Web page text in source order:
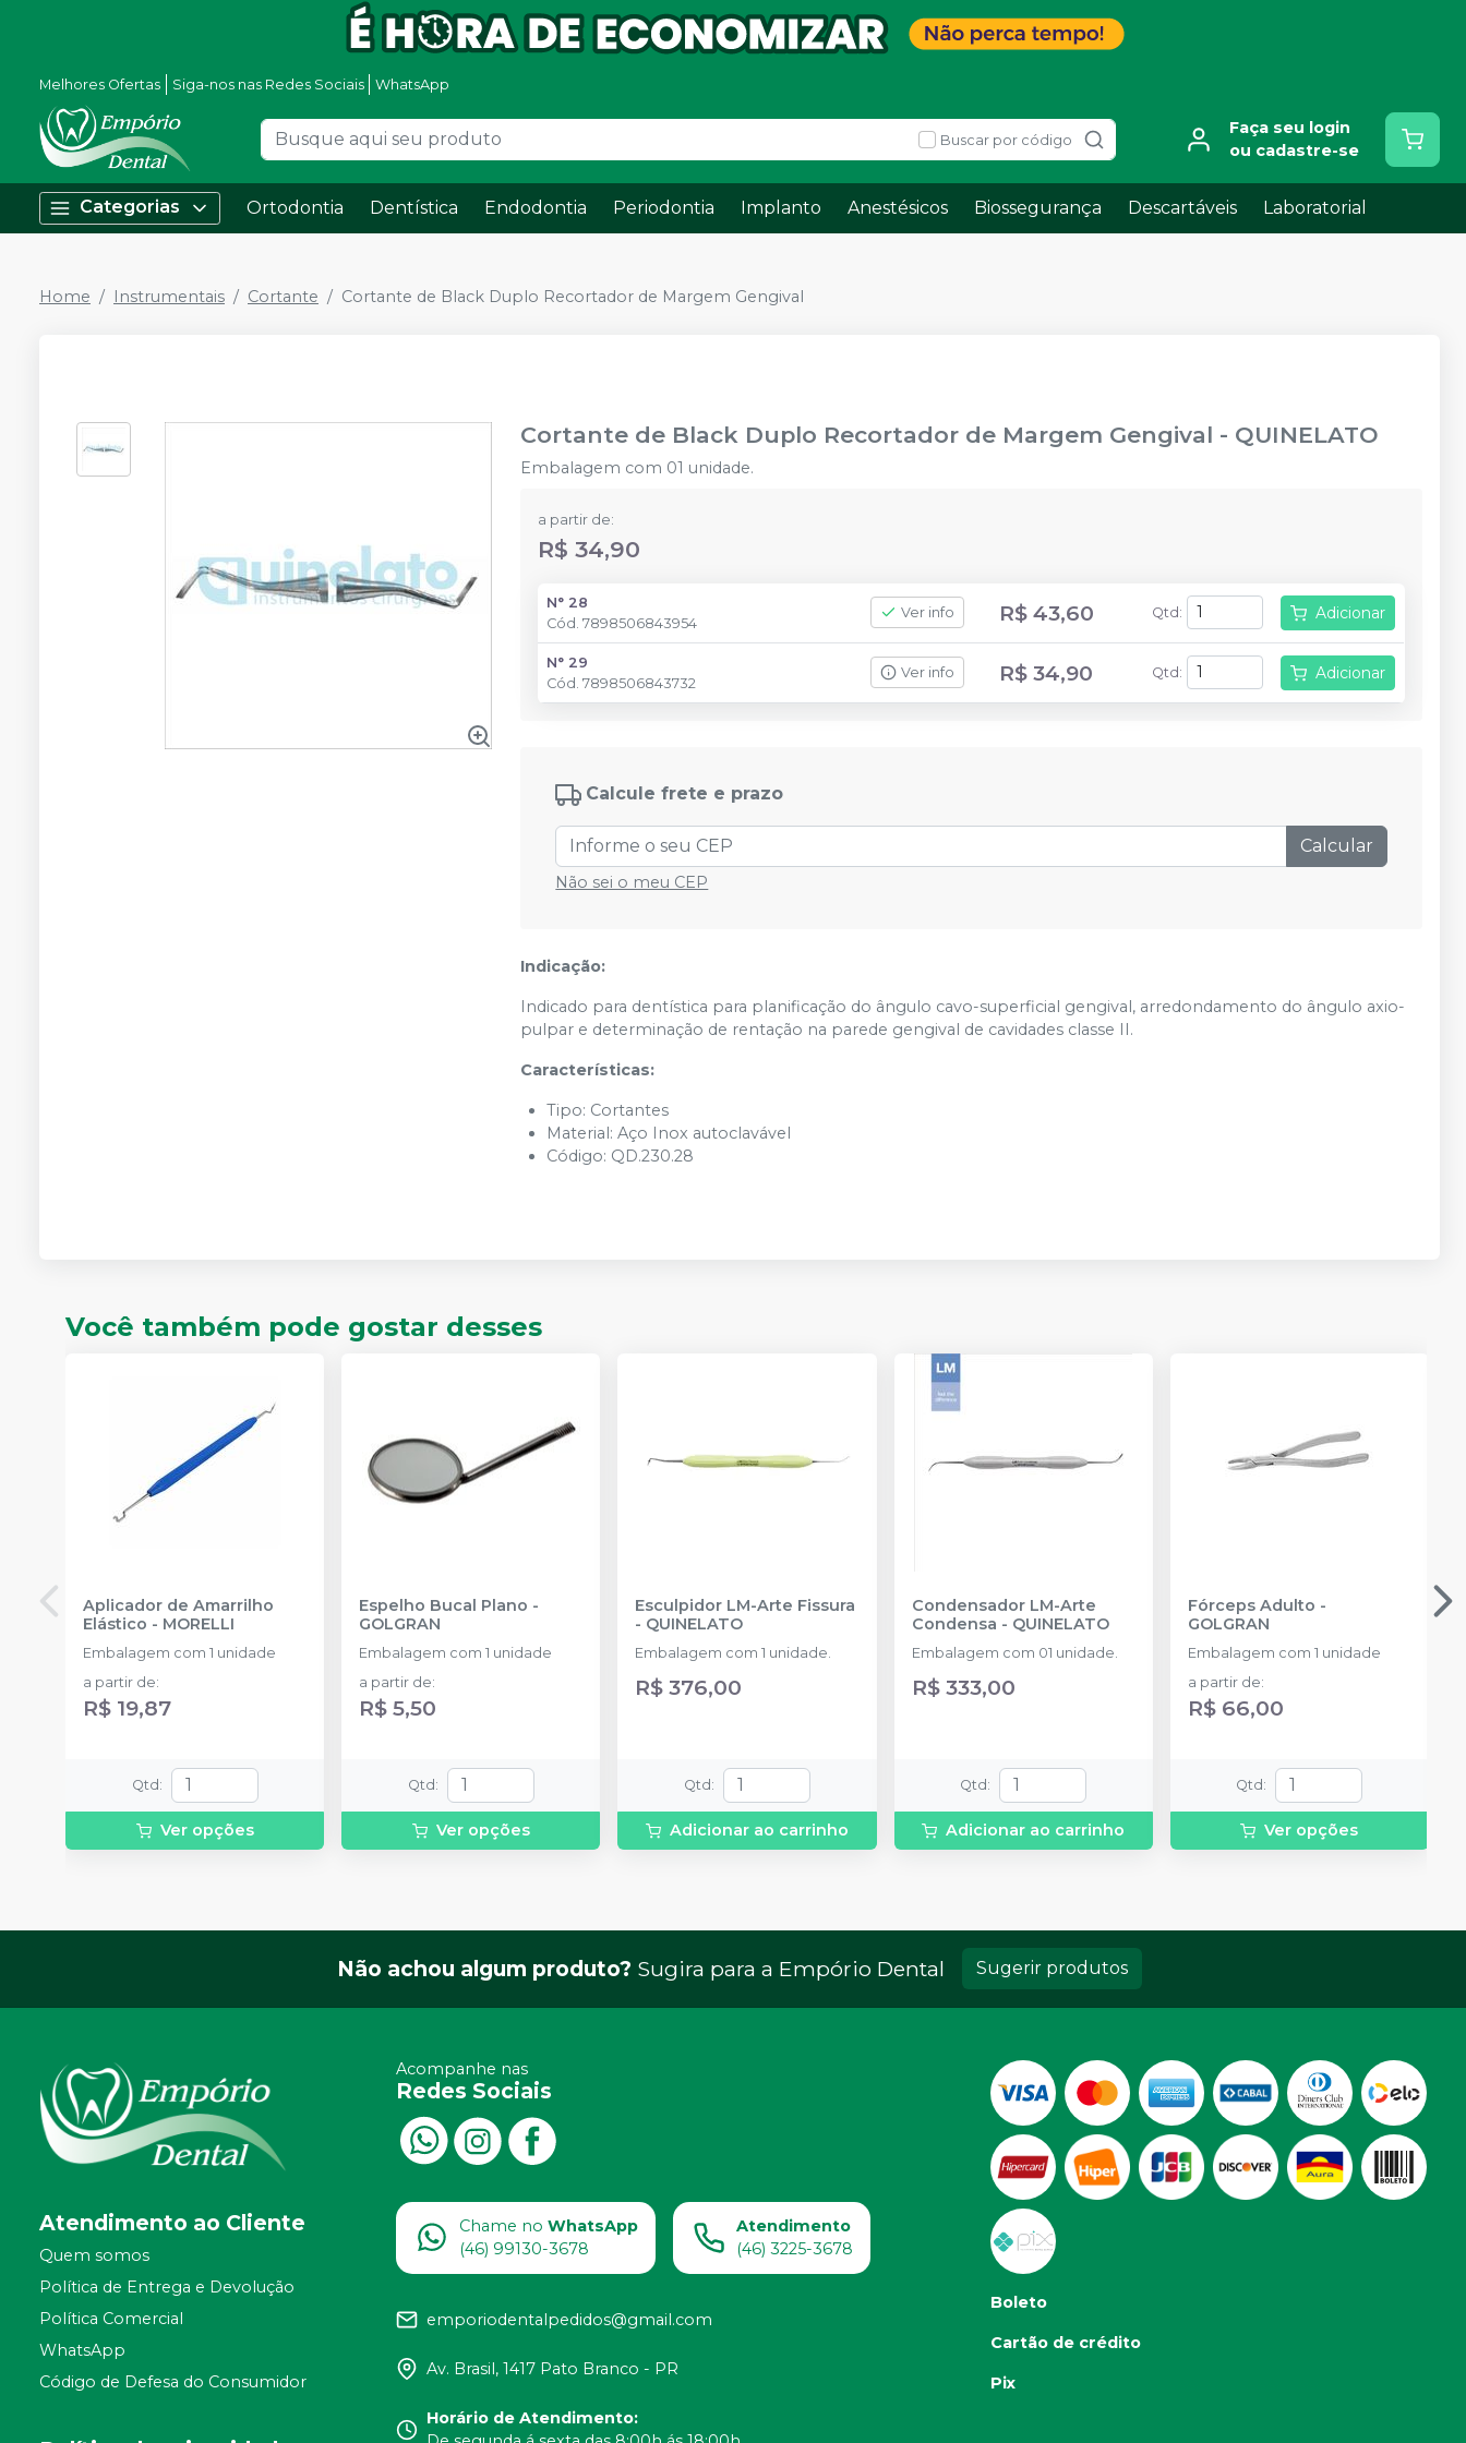
Melhores Ofertas Siga-nos nas Redes Sociais WhatsApp
Buscar por código
Faça seu login
ou cadastre-se
Categorias Ortodontia Dentística Endodontia Periodontia Implanto Anestésicos Biossegurança Descartáveis Laboratorial
Home Instrumentais Cortante Cortante de Black Duplo Recortador de Margem Gengival
Cortante de Black Duplo Recortador de Margem Gengival - QUINELATO
Embalagem com 01 unidade.
a partir de:
R$ 34,90
N° 28
Cód.7898506843954
Ver info R$ 43,60 Qtd : Adicionar
N° 29
Cód.7898506843732
Ver info R$ 34,90 Qtd : Adicionar
Calcule frete e prazo
Calcular
Não sei o meu CEP
Indicação:
Indicado para dentística para planificação do ângulo cavo-superficial gengival, arredondamento do ângulo axio-
pulpar e determinação de rentação na parede gengival de cavidades classe II.
Características:
Tipo: Cortantes
Material: Aço Inox autoclavável
Código: QD.230.28
Você também pode gostar desses
Aplicador de Amarrilho
Elástico - MORELLI
Embalagem com 1 unidade
a partir de:
R$ 19,87
Qtd :
Ver opções
Espelho Bucal Plano -
GOLGRAN
Embalagem com 1 unidade
a partir de:
R$ 5,50
Qtd :
Ver opções
Esculpidor LM-Arte Fissura
- QUINELATO
Embalagem com 1 unidade.
R$ 376,00
Qtd :
Adicionar ao carrinho
Condensador LM-Arte
Condensa - QUINELATO
Embalagem com 01 unidade.
R$ 333,00
Qtd :
Adicionar ao carrinho
Fórceps Adulto -
GOLGRAN
Embalagem com 1 unidade
a partir de:
R$ 66,00
Qtd :
Ver opções
Não achou algum produto? Sugira para a Empório Dental Sugerir produtos
Atendimento ao Cliente
Quem somos
Política de Entrega e Devolução
Política Comercial
WhatsApp
Código de Defesa do Consumidor
Acompanhe nas
Redes Sociais
Chame no WhatsApp
(46) 99130-3678
Atendimento
(46) 3225-3678
emporiodentalpedidos@gmail.com
Av. Brasil, 1417 Pato Branco - PR
Horário de Atendimento:
Boleto
Cartão de crédito
Pix